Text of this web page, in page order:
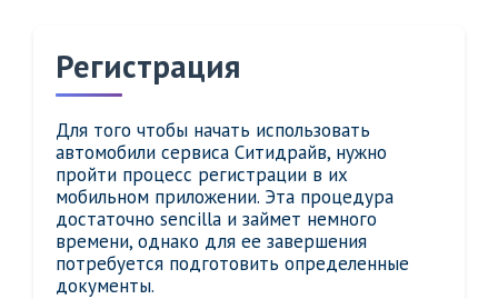
Регистрация
Для того чтобы начать использовать
автомобили сервиса Ситидрайв, нужно
пройти процесс регистрации в их
мобильном приложении. Эта процедура
достаточно sencilla и займет немного
времени, однако для ее завершения
потребуется подготовить определенные
документы.